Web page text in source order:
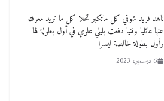
ناهد فريد شوقي كل ماتكبر تحلا كل ما تريد معرفته
عنها عائليا وفنيا دفعت بليلي علوي في أول بطولة لها
وأول بطولة خالصة ليسرا
6 ديسمبر، 2023